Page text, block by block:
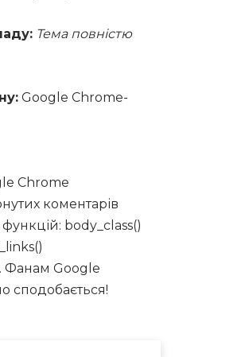
Тема повністю
Google Chrome-
Chrome
коментарів
body_class()
Фанам Google
сподобається!